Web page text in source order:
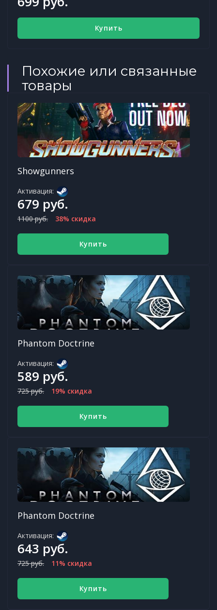
Купить
Похожие или связанные
товары
Showgunners
Активация:
679 руб.
1100 руб. 38% скидка
Купить
Phantom Doctrine
Активация:
589 руб.
725 руб. 19% скидка
Купить
Phantom Doctrine
Активация:
643 руб.
725 руб. 11% скидка
Купить